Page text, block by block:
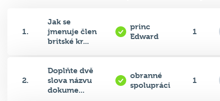
1.
Jak se
jmenuje člen
britské kr...
princ
Edward
1
2.
Doplňte dvě
slova názvu
dokume...
obranné
spolupráci
1